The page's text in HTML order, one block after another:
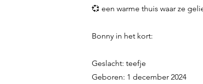
💞 een warme thuis waar ze
Bonny in het kort:
Geslacht: teefje
Geboren: 1 december 2024